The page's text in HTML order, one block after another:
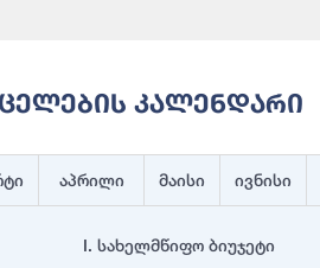
Კალენდარი
აპრილი მაისი ივნისი
I. სახელმწიფო ბიუჯეტი